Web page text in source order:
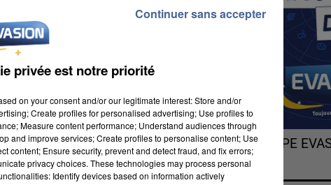
une rixe lors d'une fête de
L'HOROSCOPE
privée est notre priorité
on your consent and/or our legitimate interest: Store and/or
Create profiles for personalised advertising; Use profiles to
Measure content performance; Understand audiences through
and improve services; Create profiles to personalise content; Use
content; Ensure security, prevent and detect fraud, and fix errors;
privacy choices. These technologies may process personal
Identify devices based on information actively
Continuer sans accepter